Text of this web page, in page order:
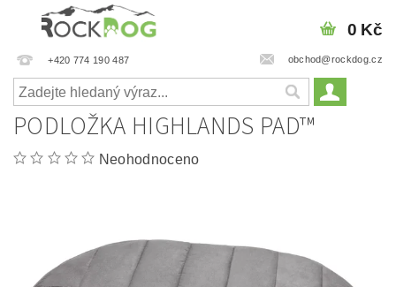
+420 774 190 487 obchod@rockdog.cz
0 Kč
PODLOŽKA HIGHLANDS PAD™
Neohodnoceno